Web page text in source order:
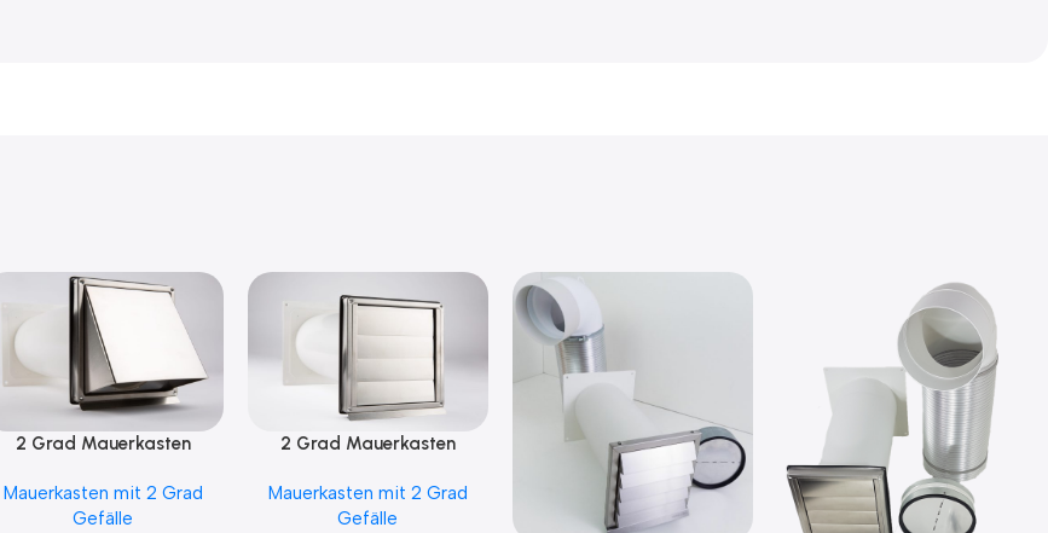
2 Grad Mauerkasten
Kondensatablauf auch mit
Blower Door Test und
Mauerkasten mit 2 Grad
Gefälle
2 Grad Mauerkasten
Kondensatablauf auch mit
Blower Door Test und
Mauerkasten mit 2 Grad
Gefälle